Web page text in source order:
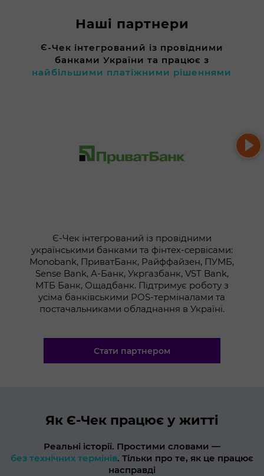
Наші партнери
Є-Чек інтегрований із провідними
банками України та працює з
найбільшими платіжними рішеннями
Є-Чек інтегрований із провідними
українськими банками та фінтех-сервісами:
Monobank, ПриватБанк, Райффайзен, ПУМБ,
Sense Bank, А-Банк, Укргазбанк, VST Bank,
МТБ Банк, Ощадбанк. Підтримує роботу з
усіма банківськими POS-терміналами та
постачальниками обладнання в Україні.
Стати партнером
Як Є-Чек працює у житті
Реальні історії. Простими словами —
без технічних термінів. Тільки про те, як це працює
насправді